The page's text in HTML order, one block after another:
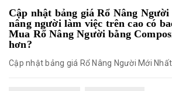
Cập nhật bảng giá Rổ Nâng
nâng người làm việc trên cao có
Mua Rổ Nâng Người bằng
hơn?
Cập nhật bảng giá Rổ Nâng Người Mới Nhất?